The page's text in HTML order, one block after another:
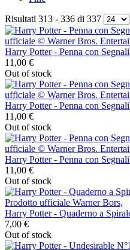
Risultati 313 - 336 di 337
Harry Potter - Penna con
11,00 €
Out of stock
Harry Potter - Penna con
11,00 €
Out of stock
Harry Potter - Penna con
11,00 €
Out of stock
Harry Potter - Quaderno a
7,00 €
Out of stock